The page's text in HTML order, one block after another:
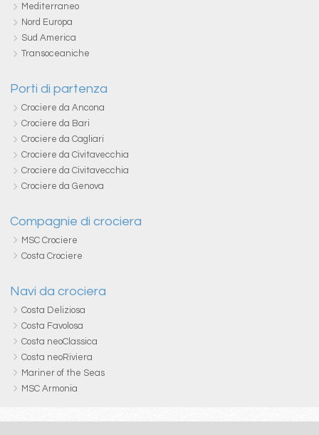
Mediterraneo
Nord Europa
Sud America
Transoceaniche
Porti di partenza
Crociere da Ancona
Crociere da Bari
Crociere da Cagliari
Crociere da Civitavecchia
Crociere da Civitavecchia
Crociere da Genova
Compagnie di crociera
MSC Crociere
Costa Crociere
Navi da crociera
Costa Deliziosa
Costa Favolosa
Costa neoClassica
Costa neoRiviera
Mariner of the Seas
MSC Armonia